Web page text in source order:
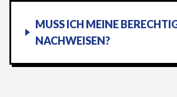
MUSS ICH MEINE
NACHWEISEN?